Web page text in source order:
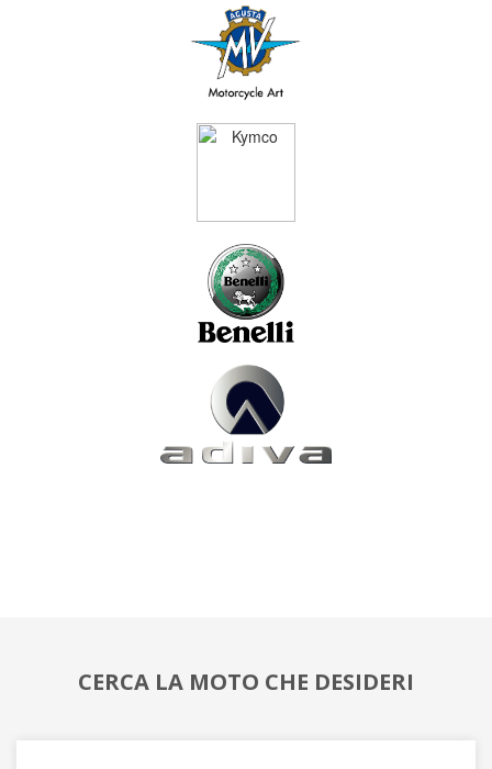
CERCA LA MOTO CHE DESIDERI